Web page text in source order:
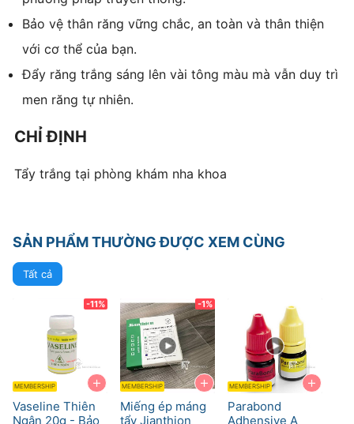
Bảo vệ thân răng vững chắc, an toàn và thân thiện
với cơ thể của bạn.
Đẩy răng trắng sáng lên vài tông màu mà vẫn duy trì
men răng tự nhiên.
CHỈ ĐỊNH
Tẩy trắng tại phòng khám nha khoa
SẢN PHẨM THƯỜNG ĐƯỢC XEM CÙNG
Tất cả
+
-11%
MEMBERSHIP
Vaseline Thiên
Ngân 20g - Bảo
+
-1%
MEMBERSHIP
Miếng ép máng
tẩy Jianthion
+
MEMBERSHIP
Parabond
Adhensive A